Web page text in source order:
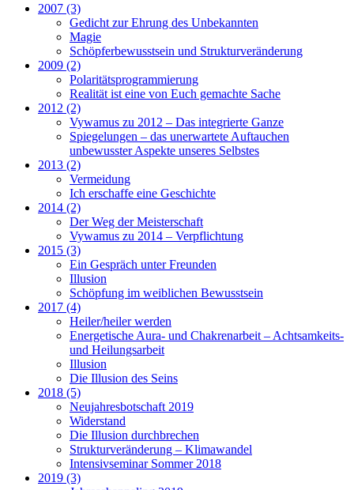
2007 (3)
Gedicht zur Ehrung des Unbekannten
Magie
Schöpferbewusstsein und Strukturveränderung
2009 (2)
Polaritätsprogrammierung
Realität ist eine von Euch gemachte Sache
2012 (2)
Vywamus zu 2012 – Das integrierte Ganze
Spiegelungen – das unerwartete Auftauchen
unbewusster Aspekte unseres Selbstes
2013 (2)
Vermeidung
Ich erschaffe eine Geschichte
2014 (2)
Der Weg der Meisterschaft
Vywamus zu 2014 – Verpflichtung
2015 (3)
Ein Gespräch unter Freunden
Illusion
Schöpfung im weiblichen Bewusstsein
2017 (4)
Heiler/heiler werden
Energetische Aura- und Chakrenarbeit – Achtsamkeits-
und Heilungsarbeit
Illusion
Die Illusion des Seins
2018 (5)
Neujahresbotschaft 2019
Widerstand
Die Illusion durchbrechen
Strukturveränderung – Klimawandel
Intensivseminar Sommer 2018
2019 (3)